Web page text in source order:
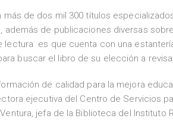
de dos mil 300 títulos
de publicaciones diversas
lectura es que cuenta con una
buscar el libro de su elección a
de calidad para la mejora
ejecutiva del Centro de Servicios
jefa de la Biblioteca del Instituto